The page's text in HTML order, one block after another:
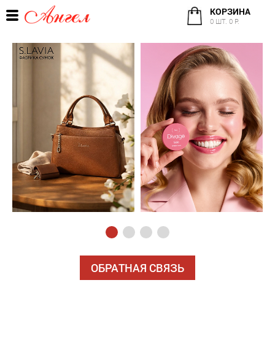
КОРЗИНА
0 ШТ. 0 Р.
ОБРАТНАЯ СВЯЗЬ